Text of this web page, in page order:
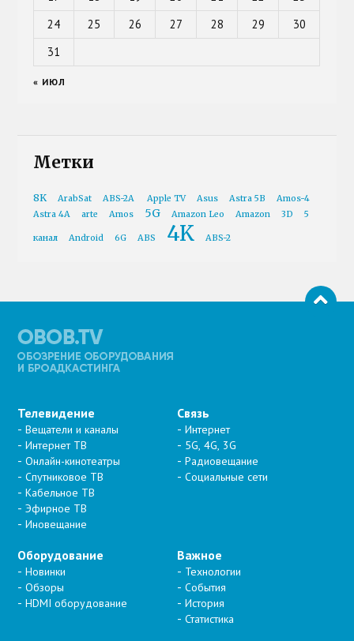
24
25 26 27 28 29
30
31
« ИЮЛ
Метки
8K ArabSat ABS-2A Apple TV Asus Astra 5B
Amos-4
Astra 4A
arte Amos 5G Amazon Leo Amazon 3D 5
канал Android 6G ABS 4K ABS-2
Телевидение
Вещатели и каналы
Интернет ТВ
Онлайн-кинотеатры
Спутниковое ТВ
Кабельное ТВ
Эфирное ТВ
Иновещание
Связь
Интернет
5G, 4G, 3G
Радиовещание
Социальные сети
Оборудование
Новинки
Обзоры
HDMI оборудование
Важное
Технологии
События
История
Статистика